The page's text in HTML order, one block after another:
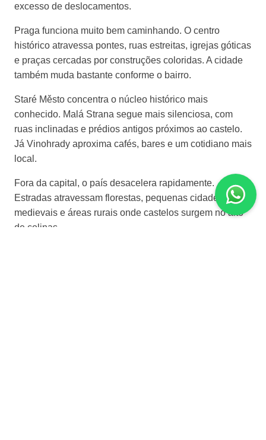
excesso de deslocamentos.
Praga funciona muito bem caminhando. O centro
histórico atravessa pontes, ruas estreitas, igrejas góticas
e praças cercadas por construções coloridas. A cidade
também muda bastante conforme o bairro.
Staré Město concentra o núcleo histórico mais
conhecido. Malá Strana segue mais silenciosa, com
ruas inclinadas e prédios antigos próximos ao castelo.
Já Vinohrady aproxima cafés, bares e um cotidiano mais
local.
Fora da capital, o país desacelera rapidamente.
Estradas atravessam florestas, pequenas cidades
medievais e áreas rurais onde castelos surgem no alto
de colinas.